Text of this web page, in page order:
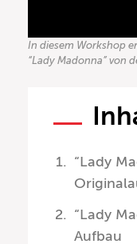
In diesem Workshop
“Lady Madonna” von
“Lady
“Lady
Aufbau